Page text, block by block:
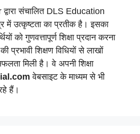
संचालित DLS Education
में उत्कृष्टता का प्रतीक है। इसका
को गुणवत्तापूर्ण शिक्षा प्रदान करना
प्रभावी शिक्षण विधियों से लाखों
मिली है। वे अपनी शिक्षा
वेबसाइट के माध्यम से भी
हैं।